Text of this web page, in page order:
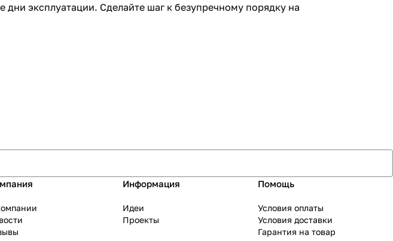
эксплуатации. Сделайте шаг к безупречному порядку на
Информация
Идеи
Проекты
Помощь
Условия оплаты
Условия доставки
Гарантия на товар